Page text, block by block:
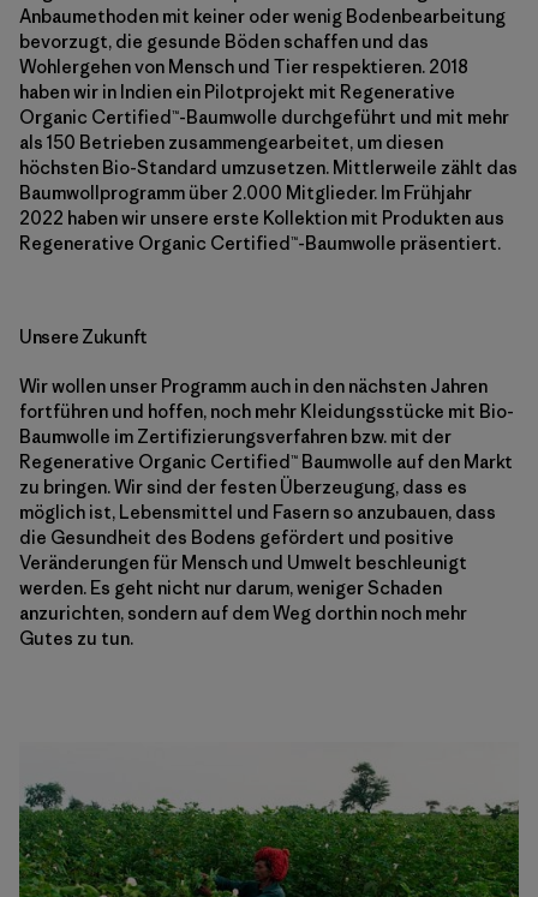
Anbaumethoden mit keiner oder wenig Bodenbearbeitung
bevorzugt, die gesunde Böden schaffen und das
Wohlergehen von Mensch und Tier respektieren. 2018
haben wir in Indien ein Pilotprojekt mit Regenerative
Organic Certified™-Baumwolle durchgeführt und mit mehr
als 150 Betrieben zusammengearbeitet, um diesen
höchsten Bio-Standard umzusetzen. Mittlerweile zählt das
Baumwollprogramm über 2.000 Mitglieder. Im Frühjahr
2022 haben wir unsere erste Kollektion mit Produkten aus
Regenerative Organic Certified™-Baumwolle präsentiert.
Unsere Zukunft
Wir wollen unser Programm auch in den nächsten Jahren
fortführen und hoffen, noch mehr Kleidungsstücke mit Bio-
Baumwolle im Zertifizierungsverfahren bzw. mit der
Regenerative Organic Certified™ Baumwolle auf den Markt
zu bringen. Wir sind der festen Überzeugung, dass es
möglich ist, Lebensmittel und Fasern so anzubauen, dass
die Gesundheit des Bodens gefördert und positive
Veränderungen für Mensch und Umwelt beschleunigt
werden. Es geht nicht nur darum, weniger Schaden
anzurichten, sondern auf dem Weg dorthin noch mehr
Gutes zu tun.